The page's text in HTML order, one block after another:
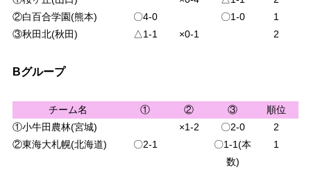
②白百合学園(熊本)
〇4-0 〇1-0
1
③秋田北(秋田)
△1-1 ×0-1 2
Bグループ
チーム名 ① ② ③
順位
①小牛田農林(宮城)
×1-2 〇2-0
2
②東海大札幌(北海道)
〇2-1
〇1-1(本
数)
1